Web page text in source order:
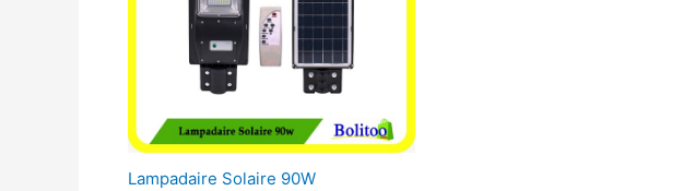
Lampadaire Solaire 90W